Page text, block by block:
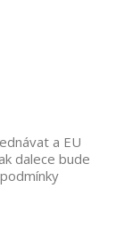
a EU
dalece bude